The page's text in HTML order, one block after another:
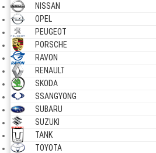
NISSAN
OPEL
PEUGEOT
PORSCHE
RAVON
RENAULT
SKODA
SSANGYONG
SUBARU
SUZUKI
TANK
TOYOTA